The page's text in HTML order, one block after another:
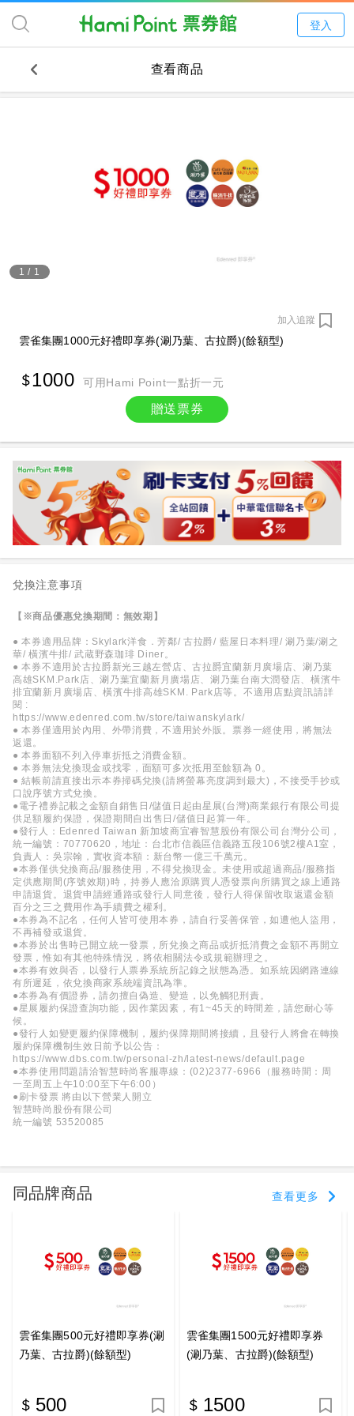
登入
查看商品
1 / 1
加入追蹤
雲雀集團1000元好禮即享券(涮乃葉、古拉爵)(餘額型)
1000 可用Hami Point一點折一元
贈送票券
兌換注意事項
【※商品優惠兌換期間：無效期】
● 本券適用品牌：Skylark洋食．芳鄰/ 古拉爵/ 藍屋日本料理/ 涮乃葉/涮之
華/ 橫濱牛排/ 武蔵野森珈琲 Diner。
● 本券不適用於古拉爵新光三越左營店、古拉爵宜蘭新月廣場店、涮乃葉
高雄SKM.Park店、涮乃葉宜蘭新月廣場店、涮乃葉台南大潤發店、橫濱牛
排宜蘭新月廣場店、橫濱牛排高雄SKM. Park店等。不適用店點資訊請詳
閱 :
https://www.edenred.com.tw/store/taiwanskylark/
● 本券僅適用於內用、外帶消費，不適用於外販。票券一經使用，將無法
返還。
● 本券面額不列入停車折抵之消費金額。
● 本券無法兌換現金或找零，面額可多次抵用至餘額為 0。
● 結帳前請直接出示本券掃碼兌換(請將螢幕亮度調到最大)，不接受手抄或
口說序號方式兌換。
●電子禮券記載之金額自銷售日/儲值日起由星展(台灣)商業銀行有限公司提
供足額履約保證，保證期間自出售日/儲值日起算一年。
●發行人：Edenred Taiwan 新加坡商宜睿智慧股份有限公司台灣分公司，
統一編號：70770620，地址：台北市信義區信義路五段106號2樓A1室，
負責人：吳宗翰，實收資本額：新台幣一億三千萬元。
●本券僅供兌換商品/服務使用，不得兌換現金。未使用或超過商品/服務指
定供應期間(序號效期)時，持券人應洽原購買人憑發票向所購買之線上通路
申請退貨。退貨申請經通路或發行人同意後，發行人得保留收取返還金額
百分之三之費用作為手續費之權利。
●本券為不記名，任何人皆可使用本券，請自行妥善保管，如遭他人盜用，
不再補發或退貨。
●本券於出售時已開立統一發票，所兌換之商品或折抵消費之金額不再開立
發票，惟如有其他特殊情況，將依相關法令或規範辦理之。
●本券有效與否，以發行人票券系統所記錄之狀態為憑。如系統因網路連線
有所遲延，依兌換商家系統端資訊為準。
●本券為有價證券，請勿擅自偽造、變造，以免觸犯刑責。
●星展履約保證查詢功能，因作業因素，有1~45天的時間差，請您耐心等
候。
●發行人如變更履約保障機制，履約保障期間將接續，且發行人將會在轉換
履約保障機制生效日前予以公告：
https://www.dbs.com.tw/personal-zh/latest-news/default.page
●本券使用問題請洽智慧時尚客服專線：(02)2377-6966（服務時間：周
一至周五上午10:00至下午6:00）
●刷卡發票 將由以下營業人開立
智慧時尚股份有限公司
統一編號 53520085
同品牌商品 查看更多
雲雀集團500元好禮即享券(涮
乃葉、古拉爵)(餘額型)
500
雲雀集團1500元好禮即享券
(涮乃葉、古拉爵)(餘額型)
1500